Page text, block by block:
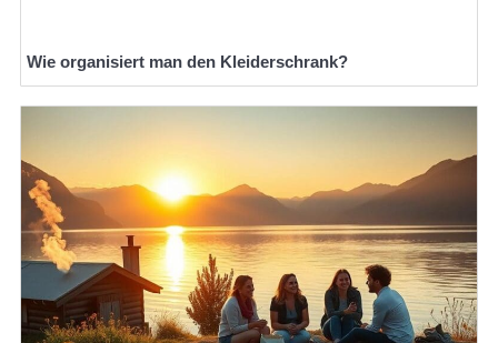
Wie organisiert man den Kleiderschrank?